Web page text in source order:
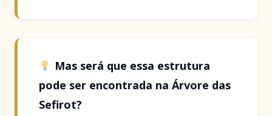
Mas será que essa estrutura
pode ser encontrada na Árvore das
Sefirot?